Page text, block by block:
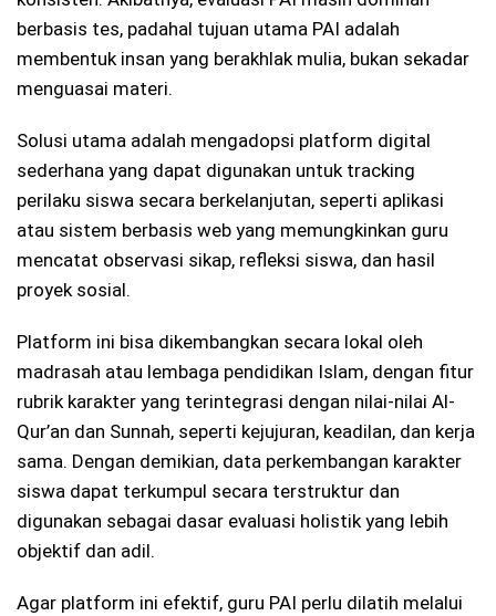
berbasis tes, padahal tujuan utama PAI adalah
membentuk insan yang berakhlak mulia, bukan sekadar
menguasai materi.
Solusi utama adalah mengadopsi platform digital
sederhana yang dapat digunakan untuk tracking
perilaku siswa secara berkelanjutan, seperti aplikasi
atau sistem berbasis web yang memungkinkan guru
mencatat observasi sikap, refleksi siswa, dan hasil
proyek sosial.
Platform ini bisa dikembangkan secara lokal oleh
madrasah atau lembaga pendidikan Islam, dengan fitur
rubrik karakter yang terintegrasi dengan nilai-nilai Al-
Qur’an dan Sunnah, seperti kejujuran, keadilan, dan kerja
sama. Dengan demikian, data perkembangan karakter
siswa dapat terkumpul secara terstruktur dan
digunakan sebagai dasar evaluasi holistik yang lebih
objektif dan adil.
Agar platform ini efektif, guru PAI perlu dilatih melalui